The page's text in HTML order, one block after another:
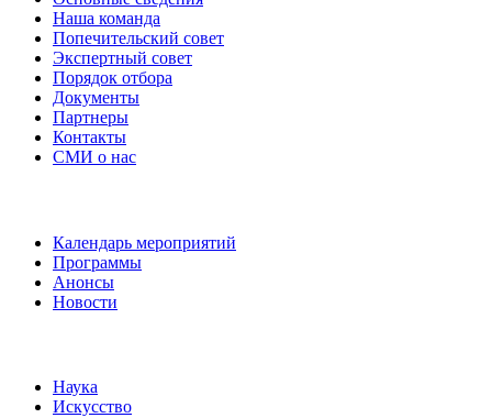
Наша команда
Попечительский совет
Экспертный совет
Порядок отбора
Документы
Партнеры
Контакты
СМИ о нас
Календарь мероприятий
Программы
Анонсы
Новости
Наука
Искусство